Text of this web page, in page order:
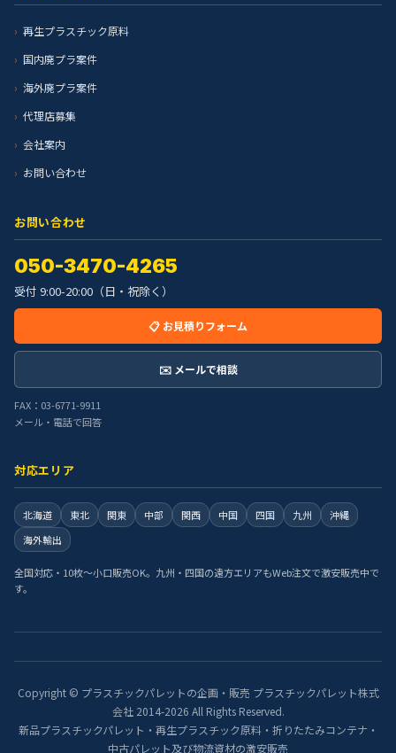
再生プラスチック原料
国内廃プラ案件
海外廃プラ案件
代理店募集
会社案内
お問い合わせ
お問い合わせ
050-3470-4265
受付 9:00-20:00（日・祝除く）
📋 お見積りフォーム
✉️ メールで相談
FAX：03-6771-9911
メール・電話で回答
対応エリア
北海道 東北 関東 中部 関西 中国 四国 九州
沖縄
海外輸出
全国対応・10枚〜小口販売OK。九州・四国の遠方エリアもWeb注文で激安販売中で
す。
Copyright © プラスチックパレットの企画・販売 プラスチックパレット株式
会社 2014-2026 All Rights Reserved.
新品プラスチックパレット・再生プラスチック原料・折りたたみコンテナ・
中古パレット及び物流資材の激安販売